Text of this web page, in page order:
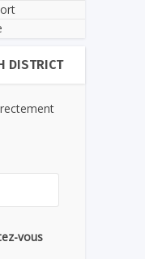
DISTRICT
vous